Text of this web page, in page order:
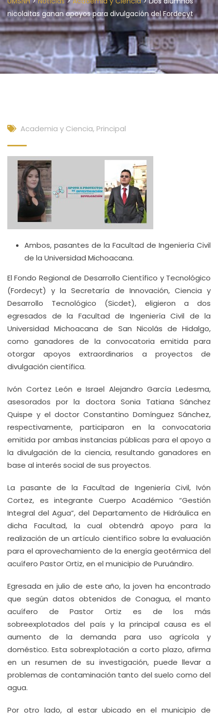
nicolaitas ganan apoyos para divulgación del Fordecyt
Academia y Ciencia, Principal
Ambos, pasantes de la Facultad de Ingeniería Civil
de la Universidad Michoacana.
El Fondo Regional de Desarrollo Científico y Tecnológico
(Fordecyt) y la Secretaría de Innovación, Ciencia y
Desarrollo Tecnológico (Sicdet), eligieron a dos
egresados de la Facultad de Ingeniería Civil de la
Universidad Michoacana de San Nicolás de Hidalgo,
como ganadores de la convocatoria emitida para
otorgar apoyos extraordinarios a proyectos de
divulgación científica.
Ivón Cortez León e Israel Alejandro García Ledesma,
asesorados por la doctora Sonia Tatiana Sánchez
Quispe y el doctor Constantino Domínguez Sánchez,
respectivamente, participaron en la convocatoria
emitida por ambas instancias públicas para el apoyo a
la divulgación de la ciencia, resultando ganadores en
base al interés social de sus proyectos.
La pasante de la Facultad de Ingeniería Civil, Ivón
Cortez, es integrante Cuerpo Académico “Gestión
Integral del Agua”, del Departamento de Hidráulica en
dicha Facultad, la cual obtendrá apoyo para la
realización de un artículo científico sobre la evaluación
para el aprovechamiento de la energía geotérmica del
acuífero Pastor Ortiz, en el municipio de Puruándiro.
Egresada en julio de este año, la joven ha encontrado
que según datos obtenidos de Conagua, el manto
acuífero de Pastor Ortiz es de los más
sobreexplotados del país y la principal causa es el
aumento de la demanda para uso agrícola y
doméstico. Esta sobrexplotación a corto plazo, afirma
en un resumen de su investigación, puede llevar a
problemas de contaminación tanto del suelo como del
agua.
Por otro lado, al estar ubicado en el municipio de